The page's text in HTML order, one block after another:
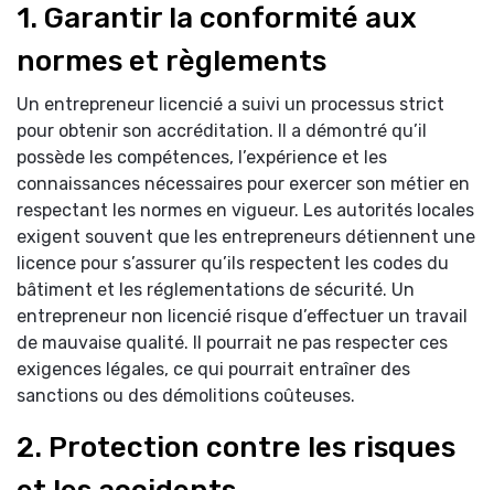
1. Garantir la conformité aux
normes et règlements
Un entrepreneur licencié a suivi un processus strict
pour obtenir son accréditation. Il a démontré qu’il
possède les compétences, l’expérience et les
connaissances nécessaires pour exercer son métier en
respectant les normes en vigueur. Les autorités locales
exigent souvent que les entrepreneurs détiennent une
licence pour s’assurer qu’ils respectent les codes du
bâtiment et les réglementations de sécurité. Un
entrepreneur non licencié risque d’effectuer un travail
de mauvaise qualité. Il pourrait ne pas respecter ces
exigences légales, ce qui pourrait entraîner des
sanctions ou des démolitions coûteuses.
2. Protection contre les risques